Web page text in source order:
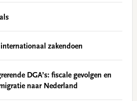
zakendoen
DGA’s: fiscale gevolgen en
naar Nederland